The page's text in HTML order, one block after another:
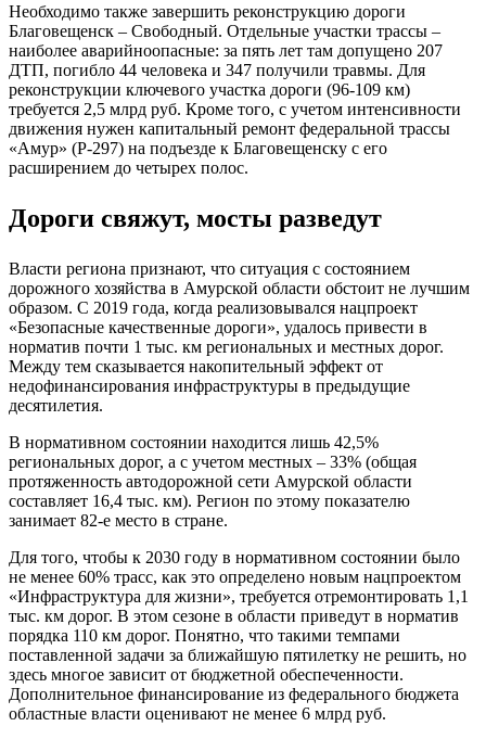
Необходимо также завершить реконструкцию дороги
Благовещенск – Свободный. Отдельные участки трассы –
наиболее аварийноопасные: за пять лет там допущено 207
ДТП, погибло 44 человека и 347 получили травмы. Для
реконструкции ключевого участка дороги (96-109 км)
требуется 2,5 млрд руб. Кроме того, с учетом интенсивности
движения нужен капитальный ремонт федеральной трассы
«Амур» (Р-297) на подъезде к Благовещенску с его
расширением до четырех полос.
Дороги свяжут, мосты разведут
Власти региона признают, что ситуация с состоянием
дорожного хозяйства в Амурской области обстоит не лучшим
образом. С 2019 года, когда реализовывался нацпроект
«Безопасные качественные дороги», удалось привести в
норматив почти 1 тыс. км региональных и местных дорог.
Между тем сказывается накопительный эффект от
недофинансирования инфраструктуры в предыдущие
десятилетия.
В нормативном состоянии находится лишь 42,5%
региональных дорог, а с учетом местных – 33% (общая
протяженность автодорожной сети Амурской области
составляет 16,4 тыс. км). Регион по этому показателю
занимает 82-е место в стране.
Для того, чтобы к 2030 году в нормативном состоянии было
не менее 60% трасс, как это определено новым нацпроектом
«Инфраструктура для жизни», требуется отремонтировать 1,1
тыс. км дорог. В этом сезоне в области приведут в норматив
порядка 110 км дорог. Понятно, что такими темпами
поставленной задачи за ближайшую пятилетку не решить, но
здесь многое зависит от бюджетной обеспеченности.
Дополнительное финансирование из федерального бюджета
областные власти оценивают не менее 6 млрд руб.